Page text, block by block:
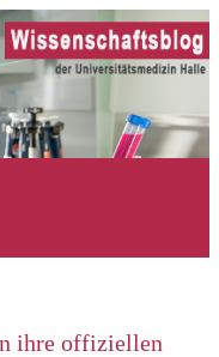
ihre offiziellen